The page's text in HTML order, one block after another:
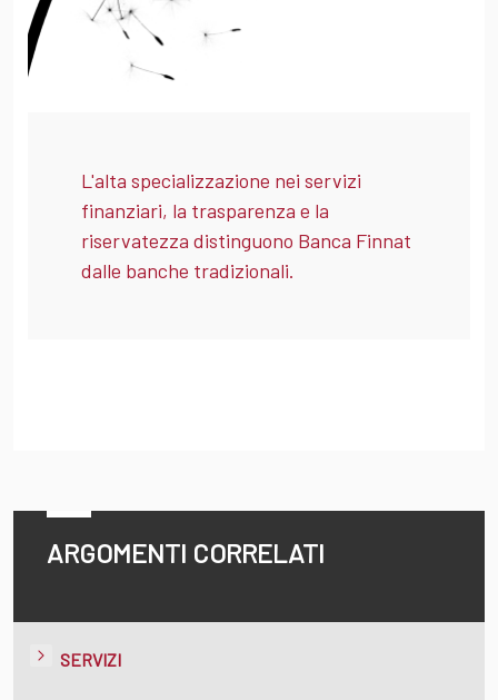
L'alta specializzazione nei servizi
finanziari, la trasparenza e la
riservatezza distinguono Banca Finnat
dalle banche tradizionali.
ARGOMENTI CORRELATI
SERVIZI